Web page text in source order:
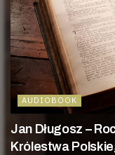
AUDIOBOOK
Jan Długosz –
Królestwa